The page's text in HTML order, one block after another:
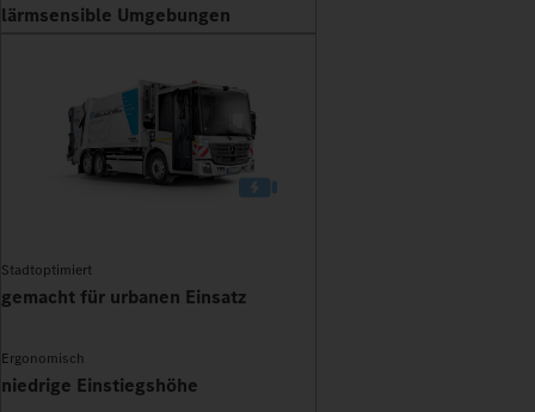
lärmsensible Umgebungen
Stadtoptimiert
gemacht für urbanen Einsatz
Ergonomisch
niedrige Einstiegshöhe